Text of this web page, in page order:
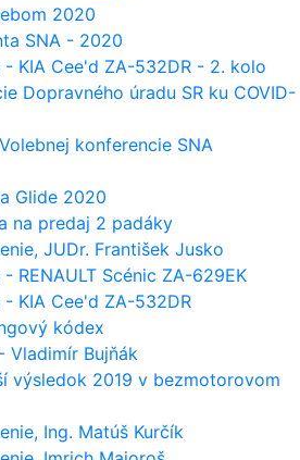
2020
SNA - 2020
- KIA Cee'd ZA-532DR - 2. kolo
Dopravného úradu SR ku COVID-
konferencie SNA
Glide 2020
na predaj 2 padáky
JUDr. František Jusko
RENAULT Scénic ZA-629EK
KIA Cee'd ZA-532DR
kódex
Vladimír Bujňák
výsledok 2019 v bezmotorovom
Ing. Matúš Kurčík